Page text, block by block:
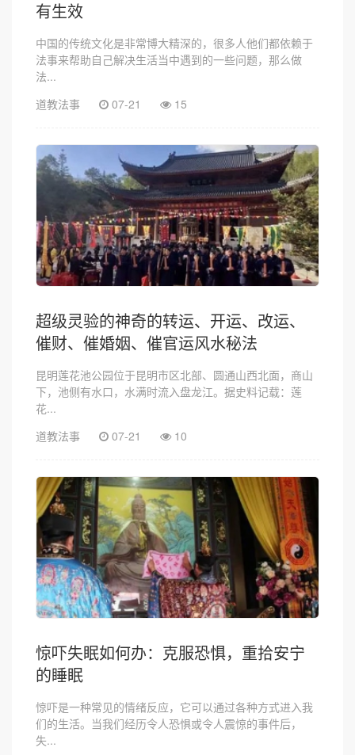
有生效
中国的传统文化是非常博大精深的，很多人他们都依赖于
法事来帮助自己解决生活当中遇到的一些问题，那么做
法...
道教法事
07-21 15
超级灵验的神奇的转运、开运、改运、
催财、催婚姻、催官运风水秘法
昆明莲花池公园位于昆明市区北部、圆通山西北面，商山
下，池侧有水口，水满时流入盘龙江。据史料记载：莲
花...
道教法事
07-21 10
惊吓失眠如何办：克服恐惧，重拾安宁
的睡眠
惊吓是一种常见的情绪反应，它可以通过各种方式进入我
们的生活。当我们经历令人恐惧或令人震惊的事件后，
失...